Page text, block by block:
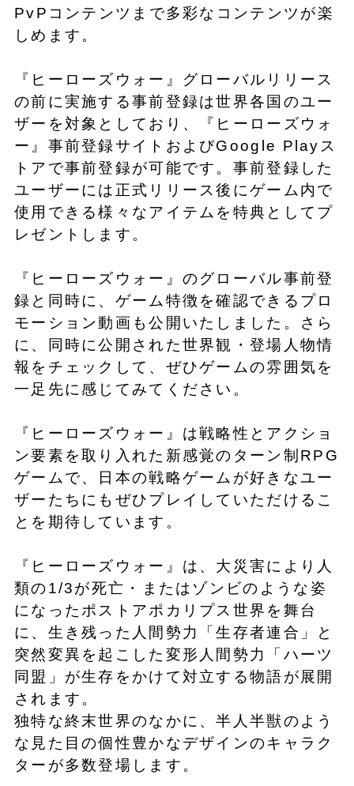
PvPコンテンツまで多彩なコンテンツが楽
しめます。
『ヒーローズウォー』グローバルリリース
の前に実施する事前登録は世界各国のユー
ザーを対象としており、『ヒーローズウォ
ー』事前登録サイトおよびGoogle Playス
トアで事前登録が可能です。事前登録した
ユーザーには正式リリース後にゲーム内で
使用できる様々なアイテムを特典としてプ
レゼントします。
『ヒーローズウォー』のグローバル事前登
録と同時に、ゲーム特徴を確認できるプロ
モーション動画も公開いたしました。さら
に、同時に公開された世界観・登場人物情
報をチェックして、ぜひゲームの雰囲気を
一足先に感じてみてください。
『ヒーローズウォー』は戦略性とアクショ
ン要素を取り入れた新感覚のターン制RPG
ゲームで、日本の戦略ゲームが好きなユー
ザーたちにもぜひプレイしていただけるこ
とを期待しています。
『ヒーローズウォー』は、大災害により人
類の1/3が死亡・またはゾンビのような姿
になったポストアポカリプス世界を舞台
に、生き残った人間勢力「生存者連合」と
突然変異を起こした変形人間勢力「ハーツ
同盟」が生存をかけて対立する物語が展開
されます。
独特な終末世界のなかに、半人半獣のよう
な見た目の個性豊かなデザインのキャラク
ターが多数登場します。